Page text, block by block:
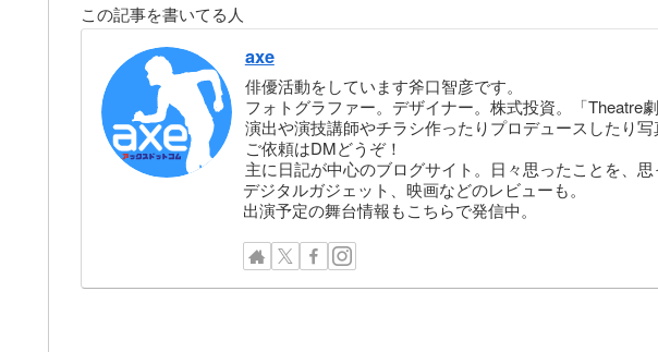
この記事を書いてる人
axe
俳優活動をしています斧口智彦です。
フォトグラファー。デザイナー。株式投資。「Theatre劇
演出や演技講師やチラシ作ったりプロデュースしたり写
ご依頼はDMどうぞ！
主に日記が中心のブログサイト。日々思ったことを、
デジタルガジェット、映画などのレビューも。
出演予定の舞台情報もこちらで発信中。